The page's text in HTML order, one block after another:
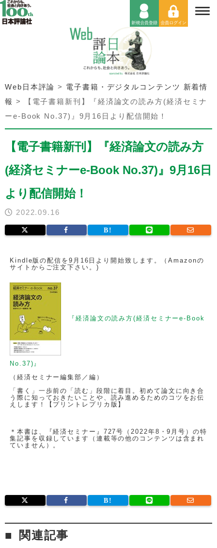
Web日本評論 > 電子書籍・デジタルコンテンツ 新着情
報 >
【電子書籍新刊】『経済論文の読み方(経済セミナ
ーe-Book No.37)』9月16日より配信開始！
【電子書籍新刊】『経済論文の読み方
(経済セミナーe-Book No.37)』9月16日
より配信開始！
2022.09.16
Kindle版の配信を9月16日より開始致します。（Amazonの
サイトからご注文下さい。)
『経済論文の読み方(経済セミナーe-Book
No.37)』
（経済セミナー編集部／編）
「書く」一歩前の「読む」段階に着目。初めて論文に向き合
う際に知っておきたいことや、読み進めるためのコツをお伝
えします！【プリントレプリカ版】
＊本書は、『経済セミナー』727号（2022年8・9月号）の特
集記事を収録しています（連載等の他のコンテンツは含まれ
ていません）。
関連記事